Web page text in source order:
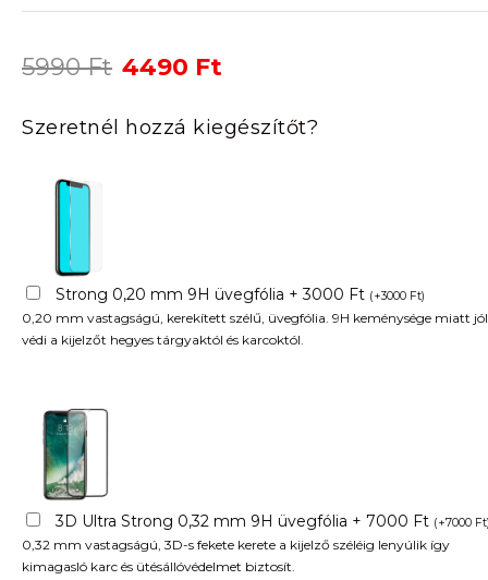
5990Ft Original
was:
5990 Ft.
4490 Ft
is:
4490 Ft.
Szeretnél hozzá kiegészítőt?
Strong 0,20 mm 9H üvegfólia + 3000 Ft (+3000 Ft)
0,20 mm vastagságú, kerekített szélű, üvegfólia. 9H keménysége miatt jól
védi a kijelzőt hegyes tárgyaktól és karcoktól.
3D Ultra Strong 0,32 mm 9H üvegfólia + 7000 Ft (+7000 Ft
0,32 mm vastagságú, 3D-s fekete kerete a kijelző széléig lenyúlik így
kimagasló karc és ütésállóvédelmet biztosít.